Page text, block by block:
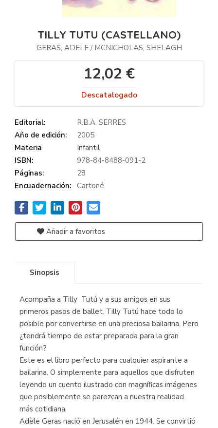
TILLY TUTU (CASTELLANO)
GERAS, ADELE/ MCNICHOLAS, SHELAGH
12,02 €
Descatalogado
Editorial:
R.B.A. SERRES
Año de edición:
2005
Materia
Infantil
ISBN:
978-84-8488-091-2
Páginas:
28
Encuadernación: Cartoné
Añadir a favoritos
Sinopsis
Acompaña a Tilly Tutú y a sus amigos en sus
primeros pasos de ballet. Tilly Tutú hace todo lo
posible por convertirse en una preciosa bailarina. Pero
¿tendrá tiempo de estar preparada para la gran
función?
Este es el libro perfecto para cualquier aspirante a
bailarina. O simplemente para aquellos que disfruten
leyendo un cuento ilustrado con magníficas imágenes
que posiblemente se parezcan a nuestra realidad
más cotidiana.
Adèle Geras nació en Jerusalén en 1944. Se convirtió